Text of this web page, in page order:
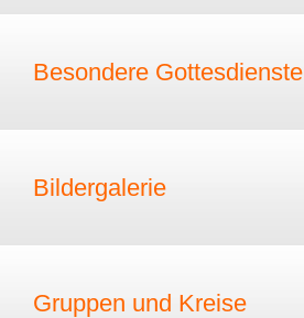
Besondere Gottesdienste
Bildergalerie
Gruppen und Kreise